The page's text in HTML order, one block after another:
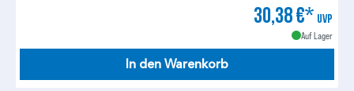
30,38 €* UVP
Auf Lager
In den Warenkorb